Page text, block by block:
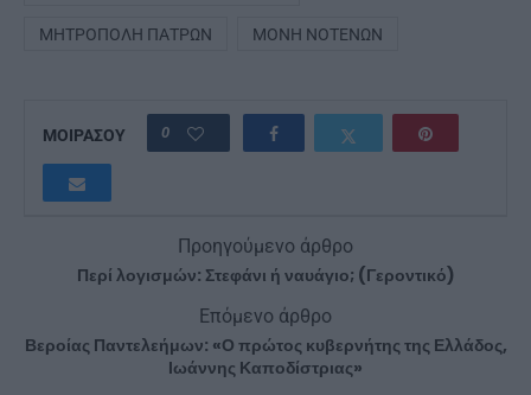
ΜΗΤΡΌΠΟΛΗ ΠΑΤΡΏΝ ΜΟΝΉ ΝΟΤΕΝΏΝ
ΜΟΙΡΑΣΟΥ 0
Προηγούμενο άρθρο
Περί λογισμών: Στεφάνι ή ναυάγιο; (Γεροντικό)
Επόμενο άρθρο
Βεροίας Παντελεήμων: «Ο πρώτος κυβερνήτης της Ελλάδος,
Ιωάννης Καποδίστριας»